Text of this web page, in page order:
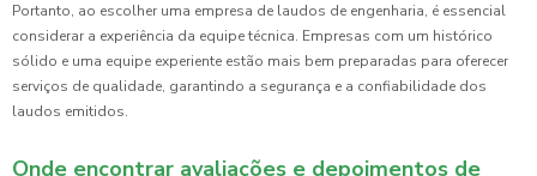
Portanto, ao escolher uma empresa de laudos de engenharia, é essencial
considerar a experiência da equipe técnica. Empresas com um histórico
sólido e uma equipe experiente estão mais bem preparadas para oferecer
serviços de qualidade, garantindo a segurança e a confiabilidade dos
laudos emitidos.
Onde encontrar avaliações e depoimentos de